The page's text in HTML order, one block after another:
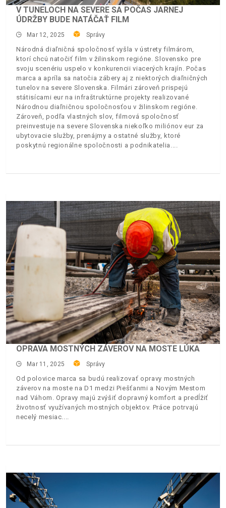
V TUNELOCH NA SEVERE SA POČAS JARNEJ
ÚDRŽBY BUDE NATÁČAŤ FILM
Mar 12, 2025 Správy
Národná diaľničná spoločnosť vyšla v ústrety filmárom,
ktorí chcú natočiť film v žilinskom regióne. Slovensko pre
svoju scenériu uspelo v konkurencii viacerých krajín. Počas
marca a apríla sa natočia zábery aj z niektorých diaľničných
tunelov na severe Slovenska. Filmári zároveň prispejú
státisícami eur na infraštruktúrne projekty realizované
Národnou diaľničnou spoločnosťou v žilinskom regióne.
Zároveň, podľa vlastných slov, filmová spoločnosť
preinvestuje na severe Slovenska niekoľko miliónov eur za
ubytovacie služby, prenájmy a ostatné služby, ktoré
poskytnú regionálne spoločnosti a podnikatelia.
OPRAVA MOSTNÝCH ZÁVEROV NA MOSTE LÚKA
Mar 11, 2025 Správy
Od polovice marca sa budú realizovať opravy mostných
záverov na moste na D1 medzi Piešťanmi a Novým Mestom
nad Váhom. Opravy majú zvýšiť dopravný komfort a predĺžiť
životnosť využívaných mostných objektov. Práce potrvajú
necelý mesiac.